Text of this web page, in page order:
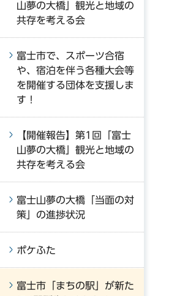
山夢の大橋」観光と地域の
共存を考える会
富士市で、スポーツ合宿
や、宿泊を伴う各種大会等
を開催する団体を支援しま
す！
【開催報告】第1回「富士
山夢の大橋」観光と地域の
共存を考える会
富士山夢の大橋「当面の対
策」の進捗状況
ポケふた
富士市「まちの駅」が新た